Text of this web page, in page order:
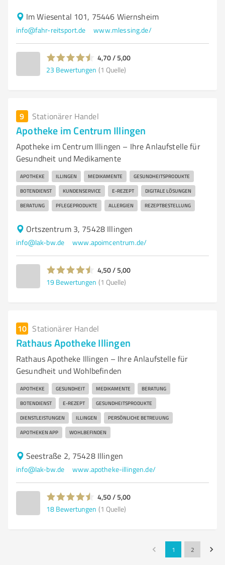
Im Wiesental 101, 75446 Wiernsheim
info@fahr-reitsport.de www.mlessing.de/
4,70 / 5,00
23 Bewertungen (1 Quelle)
9 Stationärer Handel
Apotheke im Centrum Illingen
Apotheke im Centrum Illingen – Ihre Anlaufstelle für
Gesundheit und Medikamente
APOTHEKE ILLINGEN MEDIKAMENTE GESUNDHEITSPRODUKTE
BOTENDIENST KUNDENSERVICE E-REZEPT DIGITALE LÖSUNGEN
BERATUNG PFLEGEPRODUKTE ALLERGIEN REZEPTBESTELLUNG
Ortszentrum 3, 75428 Illingen
info@lak-bw.de www.apoimcentrum.de/
4,50 / 5,00
19 Bewertungen (1 Quelle)
10 Stationärer Handel
Rathaus Apotheke Illingen
Rathaus Apotheke Illingen – Ihre Anlaufstelle für
Gesundheit und Wohlbefinden
APOTHEKE GESUNDHEIT MEDIKAMENTE BERATUNG
BOTENDIENST E-REZEPT GESUNDHEITSPRODUKTE
DIENSTLEISTUNGEN ILLINGEN PERSÖNLICHE BETREUUNG
APOTHEKEN APP WOHLBEFINDEN
Seestraße 2, 75428 Illingen
info@lak-bw.de www.apotheke-illingen.de/
4,50 / 5,00
18 Bewertungen (1 Quelle)
1 2